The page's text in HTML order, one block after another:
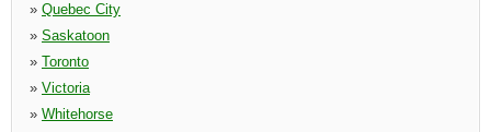
» Quebec City
» Saskatoon
» Toronto
» Victoria
» Whitehorse